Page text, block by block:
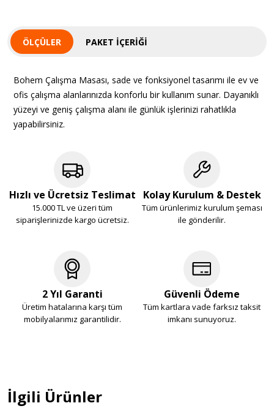
ÖLÇÜLER PAKET İÇERIĞI
Bohem Çalışma Masası, sade ve fonksiyonel tasarımı ile ev ve
ofis çalışma alanlarınızda konforlu bir kullanım sunar. Dayanıklı
yüzeyi ve geniş çalışma alanı ile günlük işlerinizi rahatlıkla
yapabilirsiniz.
Hızlı ve Ücretsiz Teslimat
15.000 TL ve üzeri tüm
siparişlerinizde kargo ücretsiz.
Kolay Kurulum & Destek
Tüm ürünlerimiz kurulum şeması
ile gönderilir.
2 Yıl Garanti
Üretim hatalarına karşı tüm
mobilyalarımız garantilidir.
Güvenli Ödeme
Tüm kartlara vade farksız taksit
imkanı sunuyoruz.
İlgili Ürünler